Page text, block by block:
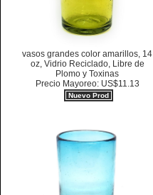
vasos grandes color amarillos, 14
oz, Vidrio Reciclado, Libre de
Plomo y Toxinas
Precio Mayoreo: US$11.13
Nuevo Prod